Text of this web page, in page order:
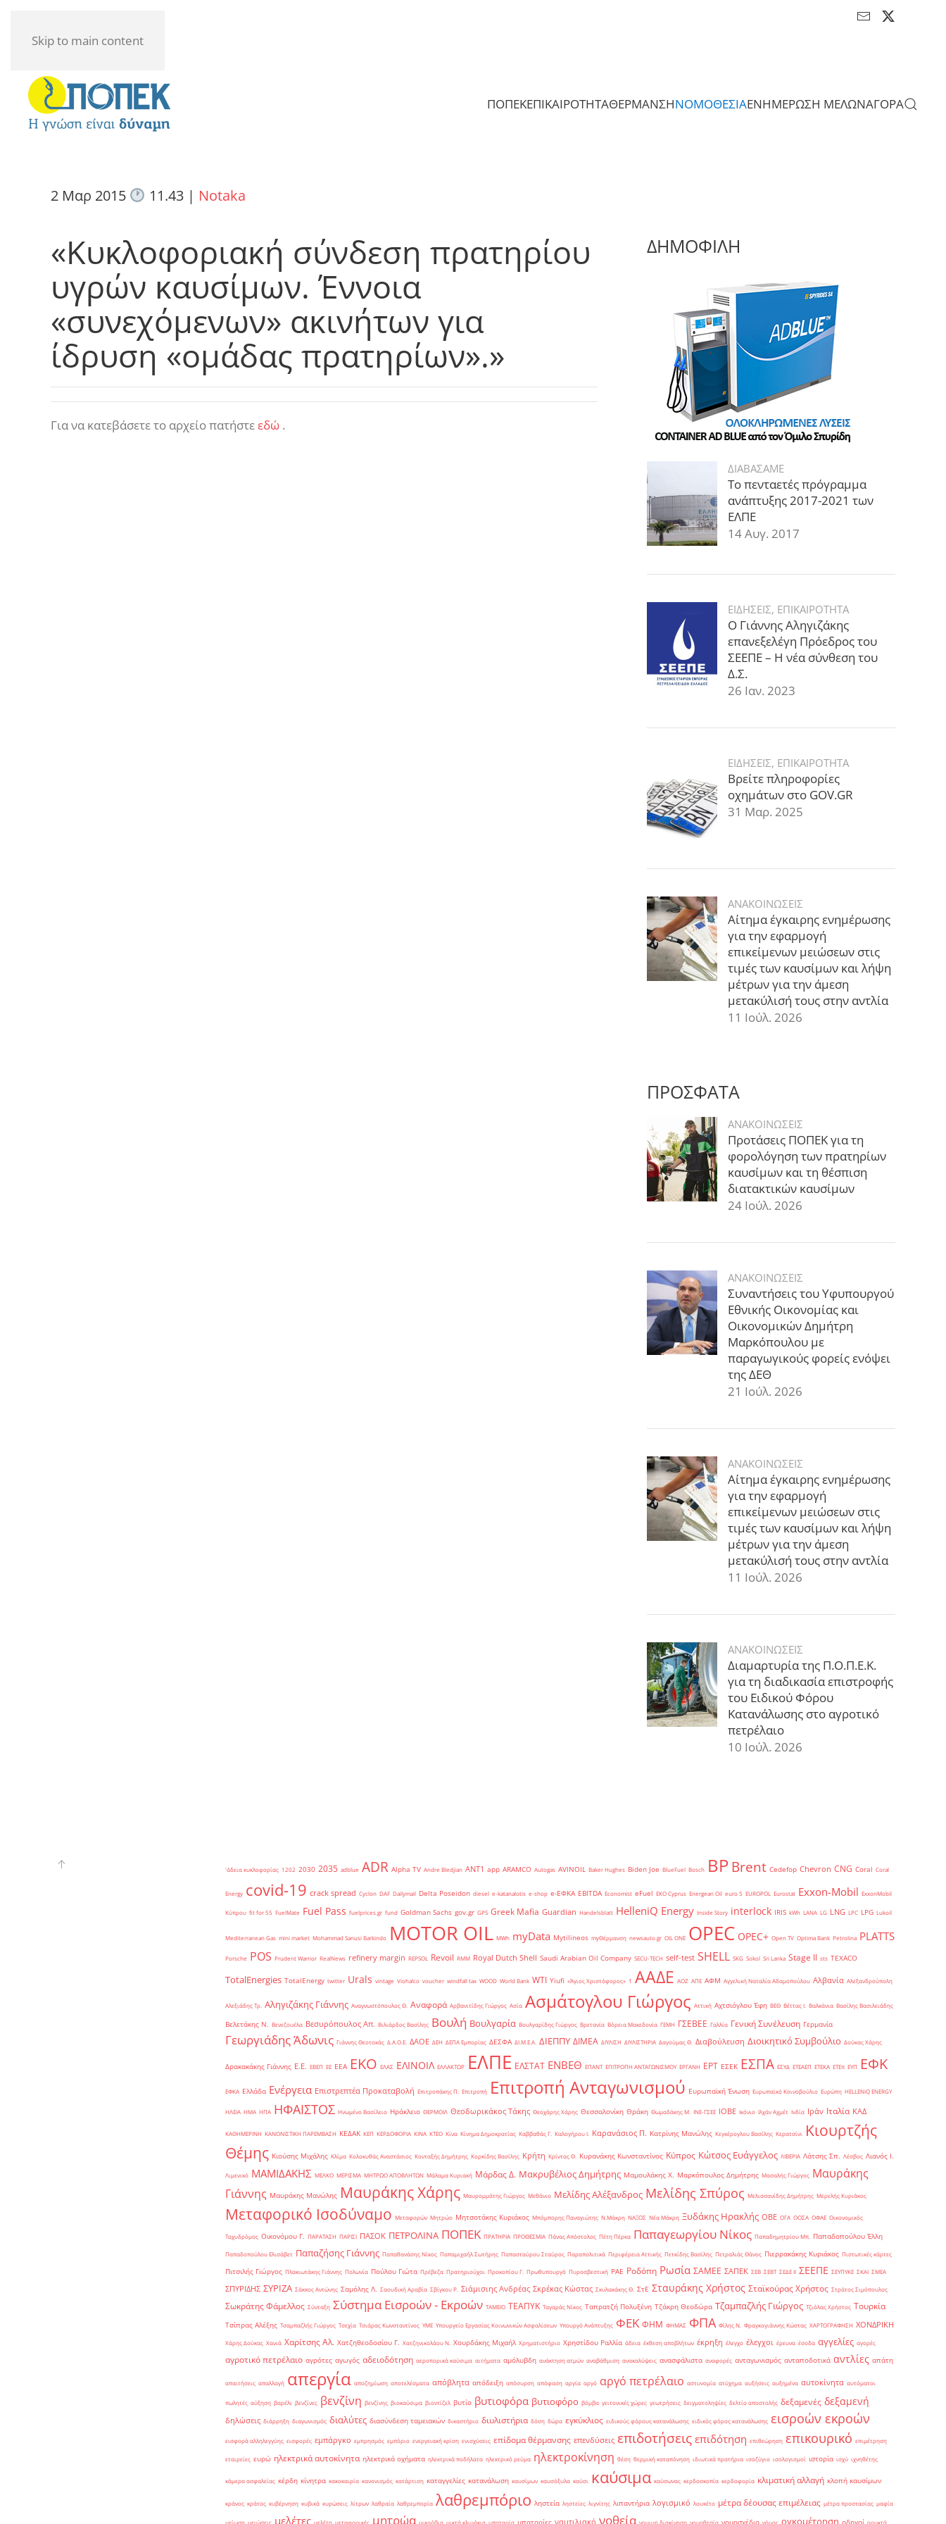
Skip to main content
ΠΟΠΕΚΕΠΙΚΑΙΡΟΤΗΤΑΘΕΡΜΑΝΣΗΝΟΜΟΘΕΣΙΑΕΝΗΜΕΡΩΣΗ ΜΕΛΩΝΑΓΟΡΑ
2 Μαρ 2015 11.43| Notaka
«Κυκλοφοριακή σύνδεση πρατηρίου
υγρών καυσίμων. Έννοια
«συνεχόμενων» ακινήτων για
ίδρυση «ομάδας πρατηρίων».»
Για να κατεβάσετε το αρχείο πατήστεεδώ .
ΔΗΜΟΦΙΛΗ
ΔΙΑΒΑΣΑΜΕ
Το πενταετές πρόγραμμα
ανάπτυξης 2017-2021 των
ΕΛΠΕ
14 Αυγ. 2017
ΕΙΔΗΣΕΙΣ, ΕΠΙΚΑΙΡΟΤΗΤΑ
Ο Γιάννης Αληγιζάκης
επανεξελέγη Πρόεδρος του
ΣΕΕΠΕ – Η νέα σύνθεση του
Δ.Σ.
26 Ιαν. 2023
ΕΙΔΗΣΕΙΣ, ΕΠΙΚΑΙΡΟΤΗΤΑ
Βρείτε πληροφορίες
οχημάτων στο GOV.GR
31 Μαρ. 2025
ΑΝΑΚΟΙΝΩΣΕΙΣ
Αίτημα έγκαιρης ενημέρωσης
για την εφαρμογή
επικείμενων μειώσεων στις
τιμές των καυσίμων και λήψη
μέτρων για την άμεση
μετακύλισή τους στην αντλία
11 Ιούλ. 2026
ΠΡΟΣΦΑΤΑ
ΑΝΑΚΟΙΝΩΣΕΙΣ
Προτάσεις ΠΟΠΕΚ για τη
φορολόγηση των πρατηρίων
καυσίμων και τη θέσπιση
διατακτικών καυσίμων
24 Ιούλ. 2026
ΑΝΑΚΟΙΝΩΣΕΙΣ
Συναντήσεις του Υφυπουργού
Εθνικής Οικονομίας και
Οικονομικών Δημήτρη
Μαρκόπουλου με
παραγωγικούς φορείς ενόψει
της ΔΕΘ
21 Ιούλ. 2026
ΑΝΑΚΟΙΝΩΣΕΙΣ
Αίτημα έγκαιρης ενημέρωσης
για την εφαρμογή
επικείμενων μειώσεων στις
τιμές των καυσίμων και λήψη
μέτρων για την άμεση
μετακύλισή τους στην αντλία
11 Ιούλ. 2026
ΑΝΑΚΟΙΝΩΣΕΙΣ
Διαμαρτυρία της Π.Ο.Π.Ε.Κ.
για τη διαδικασία επιστροφής
του Ειδικού Φόρου
Κατανάλωσης στο αγροτικό
πετρέλαιο
10 Ιούλ. 2026
'άδεια κυκλοφορίας 1202 2030 2035 adblue ADR Alpha TV Andre Bledjian ANT1 app ARAMCO Autogas AVINOIL Baker Hughes Biden Joe BlueFuel Bosch BPBrent Cedefop Chevron CNG Coral Coral
Energy covid-19 crack spread Cyclon DAF Dailymail Delta Poseidon diesel e-katanalotis e-shop e-ΕΦΚΑ EBITDA Economist eFuel EKO Cyprus Energean Oil euro 5 EUROPOL Eurostat Exxon-Mobil ExxonMobil
Κύπρου fit for 55 FuelMate Fuel Pass fuelprices.gr fund Goldman Sachs gov.gr GPS Greek Mafia Guardian Handelsblatt HelleniQ Energy Inside Story interlock IRIS kWh LANA LG LNG LPC LPG Lukoil
Mediterranean Gas mini market Mohammad Sanusi Barkindo MOTOR OIL MWh myData Mytilineos myΘέρμανση newsauto.gr OIL ONE OPEC OPEC+ Open TV Optima Bank Petrolina PLATTS
Porsche POS Prudent Warrior RealNews refinery margin REPSOL Revoil RMM Royal Dutch Shell Saudi Arabian Oil Company SECU-TECH self-test SHELL SKG Sokol Sri Lanka Stage II sts TEXACO
TotalEnergies TotalEnergy twitter Urals vintage Viohalco voucher windfall tax WOOD World Bank WTI Yiufi «Άγιος Χριστόφορος» ΄1 ΑΑΔΕ ΑΟΖ ΑΠΕ ΑΦΜ Αγγελική Ναταλία Αδαμοπούλου Αλβανία Αλεξανδρούπολη
Αλεξιάδης Τρ. Αληγιζάκης Γιάννης Αναγνωστόπουλος Θ. Αναφορά Αρβανιτίδης Γιώργος Ασία Ασμάτογλου Γιώργος Αττική Αχτσιόγλου Έφη ΒΕΘ Βέττας Ι. Βαλκάνια Βασίλης Βασιλειάδης
Βελετάκης Ν. Βενεζουέλα Βεσυρόπουλος Απ. Βιλιάρδος Βασίλης Βουλή Βουλγαρία Βουλγαρίδης Γιώργος Βρετανία Βόρεια Μακεδονία ΓΕΜΗ ΓΣΕΒΕΕ Γαλλία Γενική Συνέλευση Γερμανία
Γεωργιάδης Άδωνις Γιάννης Θεοτοκάς Δ.Α.Ο.Ε. ΔΑΟΕ ΔΕΗ ΔΕΠΑ Εμπορίας ΔΕΣΦΑ ΔΙ.Μ.Ε.Α. ΔΙΕΠΠΥ ΔΙΜΕΑ ΔΙΥΛΙΣΗ ΔΙΥΛΙΣΤΗΡΙΑ Δαγούμας Θ. Διαβούλευση Διοικητικό Συμβούλιο Δούκας Χάρης
Δρακακάκης Γιάννης Ε.Ε. ΕΒΕΠ ΕΕ ΕΕΑ ΕΚΟ ΕΛΑΣ ΕΛΙΝΟΙΛ ΕΛΛΑΚΤΩΡ ΕΛΠΕ ΕΛΣΤΑΤ ΕΝΒΕΘ ΕΠΑΝΤ ΕΠΙΤΡΟΠΗ ΑΝΤΑΓΩΝΙΣΜΟΥ ΕΡΓΑΝΗ ΕΡΤ ΕΣΕΚ ΕΣΠΑ ΕΣΥΔ ΕΤΕΑΕΠ ΕΤΕΚΑ ΕΤΕπ ΕΥΠ ΕΦΚ
ΕΦΚΑ Ελλάδα Ενέργεια Επιστρεπτέα Προκαταβολή Επιτροπάκης Π. Επιτροπή Επιτροπή Ανταγωνισμού Ευρωπαϊκή Ένωση Ευρωπαϊκό Κοινοβούλιο Ευρώπη ΗELLENiQ ENERGY
ΗΛΕΙΑ ΗΜΑ ΗΠΑ ΗΦΑΙΣΤΟΣ Ηνωμένο Βασίλειο Ηράκλειο ΘΕΡΜΟΙΛ Θεοδωρικάκος Τάκης Θεοχάρης Χάρης Θεσσαλονίκη Θράκη Θωμαδάκης Μ. ΙΝΕ-ΓΣΕΕ ΙΟΒΕ Ικόνιο Ιλχάν Αχμέτ Ινδία Ιράν Ιταλία ΚΑΔ
ΚΑΘΗΜΕΡΙΝΗ ΚΑΝΟΝΙΣΤΙΚΗ ΠΑΡΕΜΒΑΣΗ ΚΕΔΑΚ ΚΕΠ ΚΕΡΔΟΦΟΡΙΑ ΚΙΝΑ ΚΤΕΟ Κίνα Κίνημα Δημοκρατίας Καββαθάς Γ. Καλογήρου Ι. Καρανάσιος Π. Κατρίνης Μανώλης Κεγκέρογλου Βασίλης Κερατσίνι
Κιουρτζής
Θέμης Κιούσης Μιχάλης Κλίμα Κολοκυθάς Αναστάσιος Κονταξής Δημήτρης Κορκίδης Βασίλης Κρήτη Κρίντας Θ. Κυρανάκης Κωνσταντίνος Κύπρος Κώτσος Ευάγγελος ΛΙΒΕΡΙΑ Λάτσης Σπ. Λέσβος Λιανός Ι.
Λιμενικό ΜΑΜΙΔΑΚΗΣ ΜΕΛΚΟ ΜΕΡΙΣΜΑ ΜΗΤΡΩΟ ΑΠΟΒΛΗΤΩΝ Μάλαμα Κυριακή Μάρδας Δ. Μακρυβέλιος Δημήτρης Μαμουλάκης Χ. Μαρκόπουλος Δημήτρης Μασαλής Γιώργος Μαυράκης
Γιάννης Μαυράκης Μανώλης Μαυράκης Χάρης Μαυρομμάτης Γιώργος Μεθάνιο Μελίδης Αλέξανδρος Μελίδης Σπύρος Μελισσανίδης Δημήτρης Μερελής Κυριάκος
Μεταφορικό Ισοδύναμο Μεταφορών Μητρώο Μητσοτάκης Κυριάκος Μπόμπορης Παναγιώτης Ν.Μάκρη ΝΑΞΟΣ Νέα Μάκρη Ξυδάκης Ηρακλής ΟΒΕ ΟΓΑ ΟΟΣΑ ΟΦΑΕ Οικονομικός
Ταχυδρόμος Οικονόμου Γ. ΠΑΡΑΤΑΣΗ ΠΑΡΙΣΙ ΠΑΣΟΚ ΠΕΤΡΟΛΙΝΑ ΠΟΠΕΚ ΠΡΑΤΗΡΙΑ ΠΡΟΘΕΣΜΙΑ Πάνας Απόστολος Πέτη Πέρκα Παπαγεωργίου Νίκος Παπαδημητρίου Μπ. Παπαδοπούλου Έλλη
Παπαδοπούλου Ελισάβετ Παπαζήσης Γιάννης Παπαθανάσης Νίκος Παπαμιχαήλ Σωτήρης Παπασταύρου Σταύρος Παραπολιτικά Περιφέρεια Αττικής Πετκίδης Βασίλης Πετραλιάς Θάνος Πιερρακάκης Κυριάκος Πιστωτικές κάρτες
Πιτσιλής Γιώργος Πλακιωτάκης Γιάννης Πολωνία Πούλου Γιώτα Πρέβεζα Πρατηριούχοι Προκοπίου Γ. Πρωθυπουργό Πυροσβεστική ΡΑΕ Ροδόπη Ρωσία ΣΑΜΕΕ ΣΑΠΕΚ ΣΕΒ ΣΕΒΤ ΣΕΔΕ ΙΙ ΣΕΕΠΕ ΣΕΥΠΥΚΕ ΣΚΑΙ ΣΜΕΑ
ΣΠΥΡΙΔΗΣ ΣΥΡΙΖΑ Σάκκος Αντώνης Σαμόλης Λ. Σαουδική Αραβία Σβίγκου Ρ. Σιάμισιης Ανδρέας Σκρέκας Κώστας Σκυλακάκης Θ. ΣτΕ Σταυράκης Χρήστος Σταϊκούρας Χρήστος Στράτος Σιμόπουλος
Σωκράτης Φάμελλος Σύνταξη Σύστημα Εισροών - Εκροών ΤΑΜΕΙΟ ΤΕΑΠΥΚ Ταγαράς Νίκος Ταπρατζή Πολυξένη Τζάκρη Θεοδώρα Τζαμπαζλής Γιώργος Τζιόλας Χρήστος Τουρκία
Τσίπρας Αλέξης Τσαμπαζλής Γιώργος Τσεχία Τσιάρας Κωνσταντίνος ΥΜΕ Υπουργείο Εργασίας Κοινωνικών Ασφαλίσεων Υπουργό Ανάπτυξης ΦΕΚ ΦΗΜ ΦΗΜΑΣ ΦΠΑ Φίλης Ν. Φραγκογιάννης Κώστας ΧΑΡΤΟΓΡΑΦΗΣΗ ΧΟΝΔΡΙΚΗ
Χάρης Δούκας Χανιά Χαρίτσης Αλ. Χατζηθεοδοσίου Γ. Χατζηνικολάου Ν. Χουρδάκης Μιχαήλ Χρηματιστήριο Χρηστίδου Ραλλία άδεια έκθεση αποβλήτων έκρηξη έλεγχο έλεγχοι έρευνα έσοδα αγγελίες αγορές
αγροτικό πετρέλαιο αγρότες αγωγός αδειοδότηση αεροπορικά καύσιμα αιτήματα αμόλυβδη ανάκτηση ατμών αναβάθμιση ανακαλύψεις ανασφάλιστα αναφορές ανταγωνισμός ανταποδοτικά αντλίες απάτη
απαιτήσεις απαλλαγή απεργία αποζημίωση αποτελέσματα απόβλητα απόδειξη απόσυρση απόφαση αργία αργό αργό πετρέλαιο αστυνομία ατύχημα αυξήσεις αυξημένα αυτοκίνητα αυτόματοι
πωλητές αύξηση βαρέλι βενζίνες βενζίνη βενζίνης βιοκαύσιμα βιοντίζελ βυτίο βυτιοφόρα βυτιοφόρο βόμβα γειτονικές χώρες γεωτρήσεις δειγματοληψίες δελτίο αποστολής δεξαμενές δεξαμενή
δηλώσεις διάρρηξη διαγωνισμός διαλύτες διασύνδεση ταμειακών δικαστήριο διυλιστήρια δόση δώρα εγκύκλιος ειδικούς φόρους κατανάλωσης ειδικός φόρος κατανάλωσης εισροών εκροών
εισφορά αλληλεγγύης εισφορές εμπάργκο εμπρησμός εμπόριο ενεργειακή κρίση ενισχύσεις επίδομα θέρμανσης επενδύσεις επιδοτήσεις επιδότηση επιθεώρηση επικουρικό επιμέτρηση
εταιρείες ευρώ ηλεκτρικά αυτοκίνητα ηλεκτρικά οχήματα ηλεκτρικά ποδήλατα ηλεκτρικό ρεύμα ηλεκτροκίνηση θέση θερμική καταπόνηση ιδιωτικά πρατήρια ισοζύγιο ισολογισμοί ιστορία ισχύ ιχνηθέτης
κάμερα ασφαλείας κέρδη κίνητρα κακοκαιρία κανονισμός κατάρτιση καταγγελίες κατανάλωση καυσίμων καυσόξυλα καύσι καύσιμα καύσωνας κερδοσκοπία κερδοφορία κλιματική αλλαγή κλοπή καυσίμων
κράνος κράτος κυβέρνηση κυβικά κυρώσεις λίτρων λαθραία λαθρεμπορία λαθρεμπόριο ληστεία ληστείες λιγνίτης λιπαντήρια λογισμικό λουκέτο μέτρα δέουσας επιμέλειας μέτρα προστασίας μαφία
μείωση μειώσεις μελέτες μελέτη μεταφορικές μητρώα μικρόβια μικτά κλιμάκια μπαταρία ναυτιλιακό νοθεία νομιμη διακίνηση νομοθεσία νόμος ογκομέτρηση ορυκτά